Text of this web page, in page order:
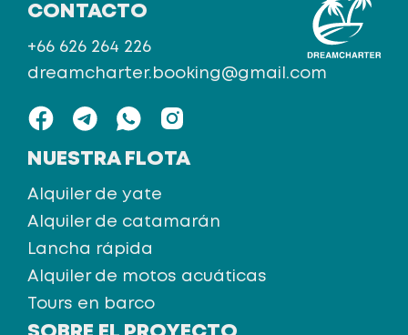
NUESTRA FLOTA
Alquiler de yate
Alquiler de catamarán
Lancha rápida
Alquiler de motos acuáticas
Tours en barco
CONTACTO
+66 626 264 226
dreamcharter.booking@gmail.com